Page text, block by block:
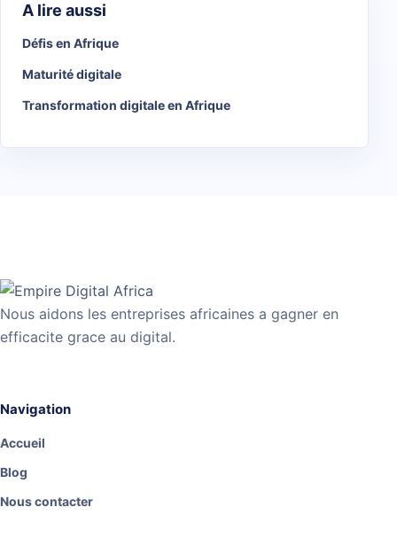
A lire aussi
Défis en Afrique
Maturité digitale
Transformation digitale en Afrique
Nous aidons les entreprises africaines a gagner en
efficacite grace au digital.
Navigation
Accueil
Blog
Nous contacter